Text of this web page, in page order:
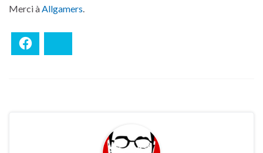
Merci àAllgamers.